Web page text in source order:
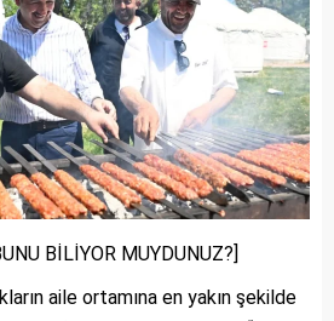
BİLİYOR MUYDUNUZ?]
aile ortamına en yakın şekilde